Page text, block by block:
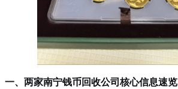
一、两家南宁钱币回收公司核心信息速览